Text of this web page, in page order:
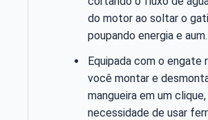
do motor ao soltar o
poupando energia e
Equipada com o engate
você montar e
mangueira em um
necessidade de usar